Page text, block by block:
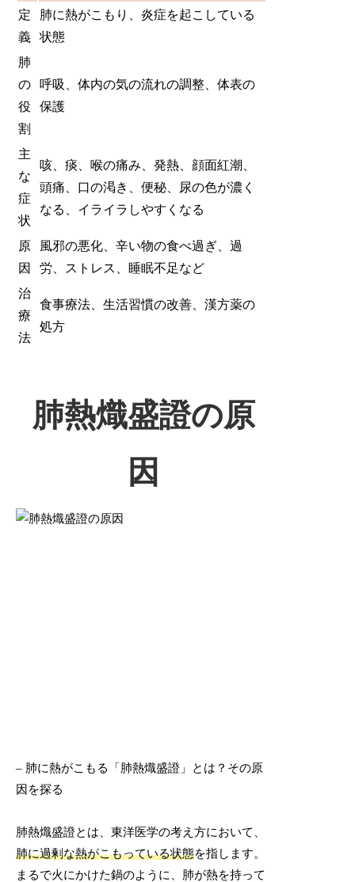
定
義
肺に熱がこもり、炎症を起こしている
状態
肺
の
役
割
呼吸、体内の気の流れの調整、体表の
保護
主
な
症
状
咳、痰、喉の痛み、発熱、顔面紅潮、
頭痛、口の渇き、便秘、尿の色が濃く
なる、イライラしやすくなる
原
因
風邪の悪化、辛い物の食べ過ぎ、過
労、ストレス、睡眠不足など
治
療
法
食事療法、生活習慣の改善、漢方薬の
処方
肺熱熾盛證の原
因
– 肺に熱がこもる「肺熱熾盛證」とは？その原
因を探る
肺熱熾盛證とは、東洋医学の考え方において、
肺に過剰な熱がこもっている状態を指します。
まるで火にかけた鍋のように、肺が熱を持って